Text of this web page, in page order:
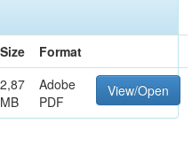
Size
Format
2,87
MB
Adobe
PDF
View/Open